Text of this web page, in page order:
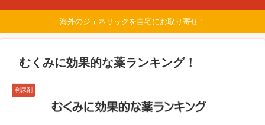
海外のジェネリックを自宅にお取り寄せ！
むくみに効果的な薬ランキング！
利尿剤